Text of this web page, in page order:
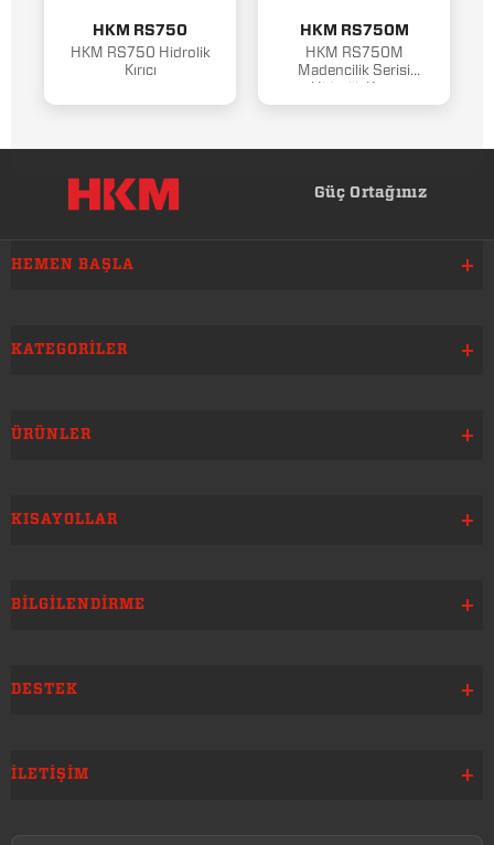
HKM RS750
HKM RS750 Hidrolik
Kırıcı
HKM RS750M
HKM RS750M
Madencilik Serisi
Güç Ortağınız
HEMEN BAŞLA
KATEGORILER
ÜRÜNLER
KISAYOLLAR
BILGILENDIRME
DESTEK
İLETIŞIM